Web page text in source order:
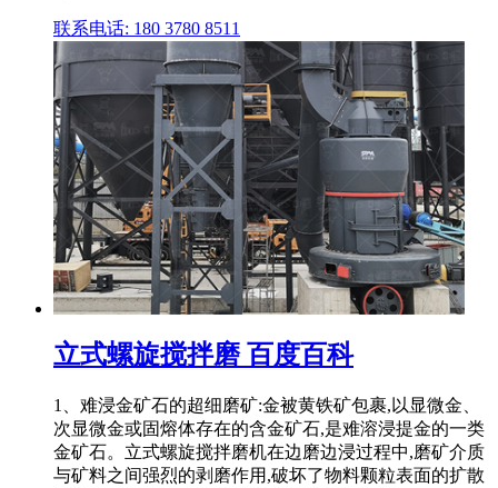
联系电话: 180 3780 8511
立式螺旋搅拌磨 百度百科
1、难浸金矿石的超细磨矿:金被黄铁矿包裹,以显微金、
次显微金或固熔体存在的含金矿石,是难溶浸提金的一类
金矿石。立式螺旋搅拌磨机在边磨边浸过程中,磨矿介质
与矿料之间强烈的剥磨作用,破坏了物料颗粒表面的扩散